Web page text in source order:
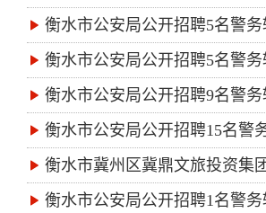
衡水市公安局公开招聘5名警务
衡水市公安局公开招聘5名警务
衡水市公安局公开招聘9名警务
衡水市公安局公开招聘15名警
衡水市冀州区冀鼎文旅投资集
衡水市公安局公开招聘1名警务